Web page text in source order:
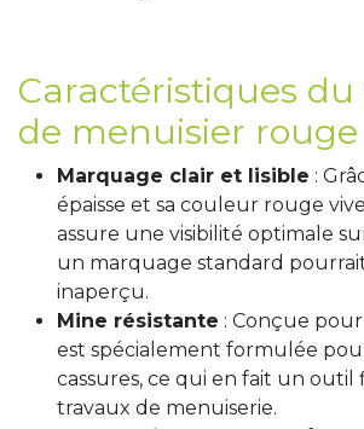
Caractéristiques du
de menuisier rouge
Marquage clair et lisible :
épaisse et sa couleur rouge
assure une visibilité optimale
un marquage standard
inaperçu.
Mine résistante : Conçue
est spécialement formulée
cassures, ce qui en fait un outil
travaux de menuiserie.